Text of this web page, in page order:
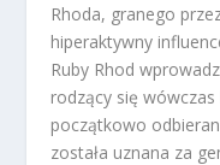
Rhoda, granego
hiperaktywny
Ruby Rhod
rodzący się
początkowo
została uznana za